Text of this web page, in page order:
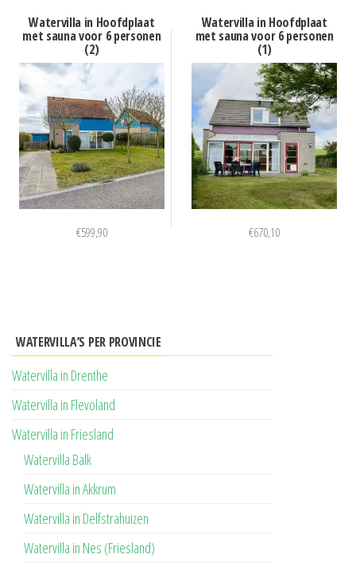
Watervilla in Hoofdplaat
met sauna voor 6 personen
(2)
€599,90
Watervilla in Hoofdplaat
met sauna voor 6 personen
(1)
€670,10
WATERVILLA’S PER PROVINCIE
Watervilla in Drenthe
Watervilla in Flevoland
Watervilla in Friesland
Watervilla Balk
Watervilla in Akkrum
Watervilla in Delfstrahuizen
Watervilla in Nes (Friesland)